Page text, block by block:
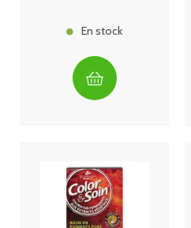
En stock